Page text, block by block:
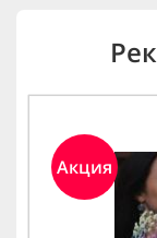
Акция